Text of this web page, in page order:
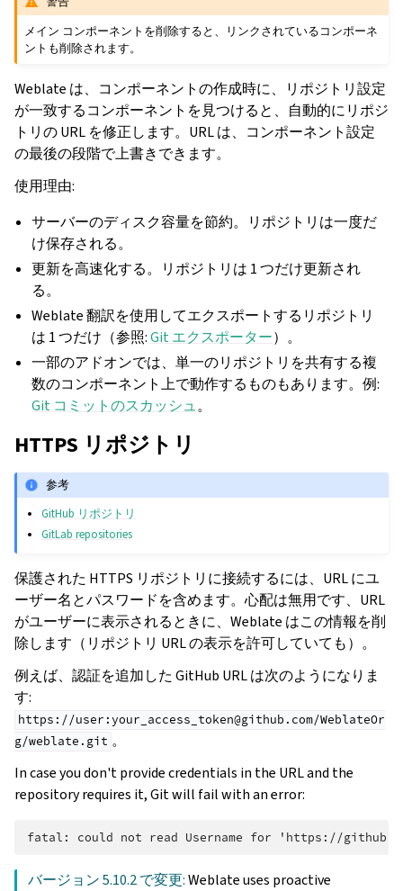
メイン コンポーネントを削除すると、リンクされているコンポーネ
ントも削除されます。
Weblate は、コンポーネントの作成時に、リポジトリ設定
が一致するコンポーネントを見つけると、自動的にリポジ
トリの URL を修正します。URL は、コンポーネント設定
の最後の段階で上書きできます。
使用理由:
サーバーのディスク容量を節約。リポジトリは一度だ
け保存される。
更新を高速化する。リポジトリは 1 つだけ更新され
る。
Weblate 翻訳を使用してエクスポートするリポジトリ
は 1 つだけ（参照:Git エクスポーター）。
一部のアドオンでは、単一のリポジトリを共有する複
数のコンポーネント上で動作するものもあります。例:
Git コミットのスカッシュ。
HTTPS リポジトリ
参考
GitHub リポジトリ
GitLab repositories
保護された HTTPS リポジトリに接続するには、URL にユ
ーザー名とパスワードを含めます。心配は無用です、URL
がユーザーに表示されるときに、Weblate はこの情報を削
除します（リポジトリ URL の表示を許可していても）。
例えば、認証を追加した GitHub URL は次のようになりま
す:
https://user:your_access_token@github.com/WeblateOr
g/weblate.git 。
In case you don't provide credentials in the URL and the
repository requires it, Git will fail with an error:
バージョン 5.10.2 で変更:Weblate uses proactive